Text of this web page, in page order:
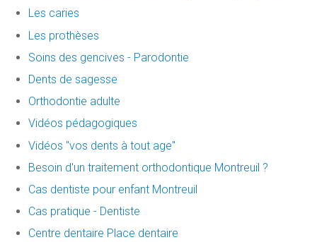
Les caries
Les prothèses
Soins des gencives - Parodontie
Dents de sagesse
Orthodontie adulte
Vidéos pédagogiques
Vidéos "vos dents à tout age"
Besoin d'un traitement orthodontique Montreuil ?
Cas dentiste pour enfant Montreuil
Cas pratique - Dentiste
Centre dentaire Place dentaire